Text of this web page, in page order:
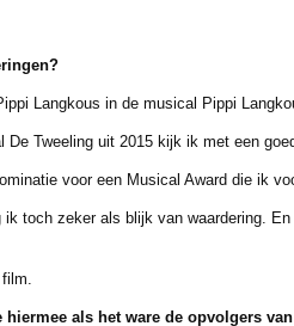
Langkous in de musical Pippi
Tweeling uit 2015 kijk ik met een
voor een Musical Award die ik
toch zeker als blijk van waardering. En
als het ware de opvolgers van